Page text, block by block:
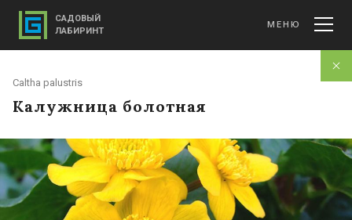
Caltha palustris
Калужница болотная
САДОВЫЙ
ЛАБИРИНТ
МЕНЮ